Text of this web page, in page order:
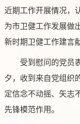
近期工作开展情况，
为市卫健工作发展做
新时期卫健工作建言
受到慰问的党员
夕，收到来自党组织
定信念不动摇、矢志
先锋模范作用。